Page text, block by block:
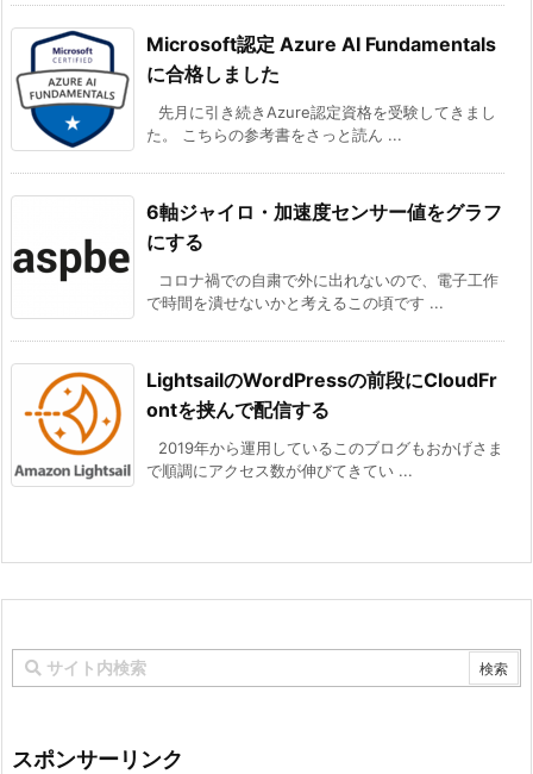
Microsoft認定 Azure AI Fundamentals
に合格しました
先月に引き続きAzure認定資格を受験してきまし
た。 こちらの参考書をさっと読ん ...
6軸ジャイロ・加速度センサー値をグラフ
にする
コロナ禍での自粛で外に出れないので、電子工作
で時間を潰せないかと考えるこの頃です ...
LightsailのWordPressの前段にCloudFr
ontを挟んで配信する
2019年から運用しているこのブログもおかげさま
で順調にアクセス数が伸びてきてい ...
スポンサーリンク